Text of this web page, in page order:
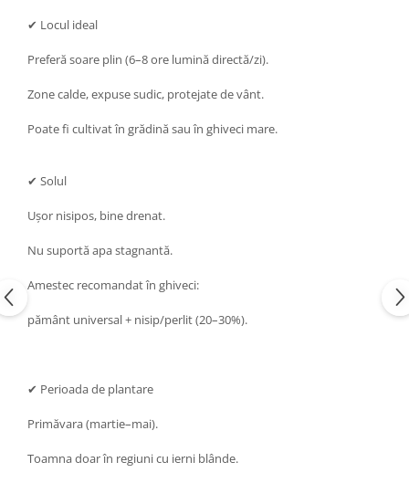
✔ Locul ideal
Preferă soare plin (6–8 ore lumină directă/zi).
Zone calde, expuse sudic, protejate de vânt.
Poate fi cultivat în grădină sau în ghiveci mare.
✔ Solul
Ușor nisipos, bine drenat.
Nu suportă apa stagnantă.
Amestec recomandat în ghiveci:
pământ universal + nisip/perlit (20–30%).
✔ Perioada de plantare
Primăvara (martie–mai).
Toamna doar în regiuni cu ierni blânde.